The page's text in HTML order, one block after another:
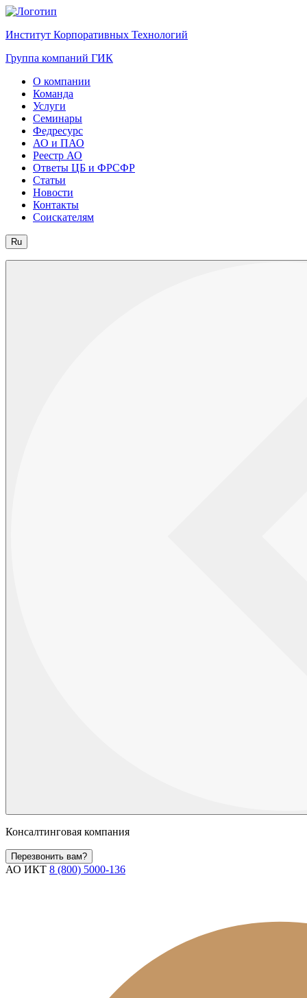
Институт Корпоративных Технологий
Группа компаний ГИК
О компании
Команда
Услуги
Семинары
Федресурс
АО и ПАО
Реестр АО
Ответы ЦБ и ФРСФР
Статьи
Новости
Контакты
Соискателям
Ru
Консалтинговая компания
Перезвонить вам?
АО ИКТ 8 (800) 5000-136